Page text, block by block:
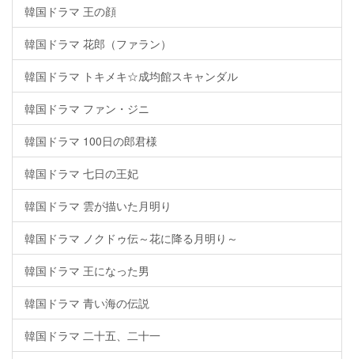
韓国ドラマ 王の顔
韓国ドラマ 花郎（ファラン）
韓国ドラマ トキメキ☆成均館スキャンダル
韓国ドラマ ファン・ジニ
韓国ドラマ 100日の郎君様
韓国ドラマ 七日の王妃
韓国ドラマ 雲が描いた月明り
韓国ドラマ ノクドゥ伝～花に降る月明り～
韓国ドラマ 王になった男
韓国ドラマ 青い海の伝説
韓国ドラマ 二十五、二十一